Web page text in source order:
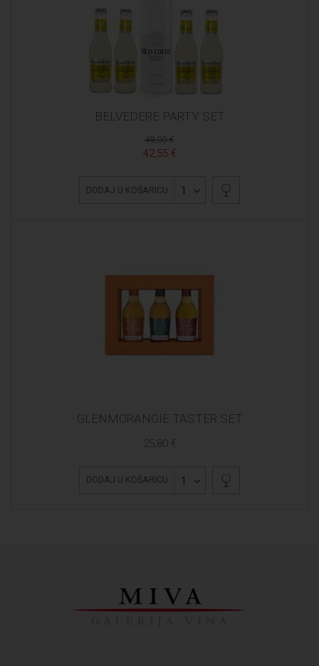
BELVEDERE PARTY SET
48,00 €
42,55 €
DODAJ U KOŠARICU 1
GLENMORANGIE TASTER SET
25,80 €
DODAJ U KOŠARICU 1